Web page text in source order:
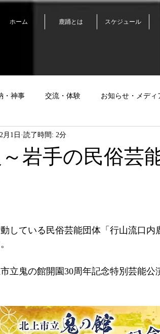
ホーム 鹿踊とは スケジュール
・神事 交流・体験 お知らせ・メディ
～岩手の民俗芸
月1日 読了時間: 2分
している民俗芸能団体「行山流口内
立鬼の館開園30周年記念特別芸能